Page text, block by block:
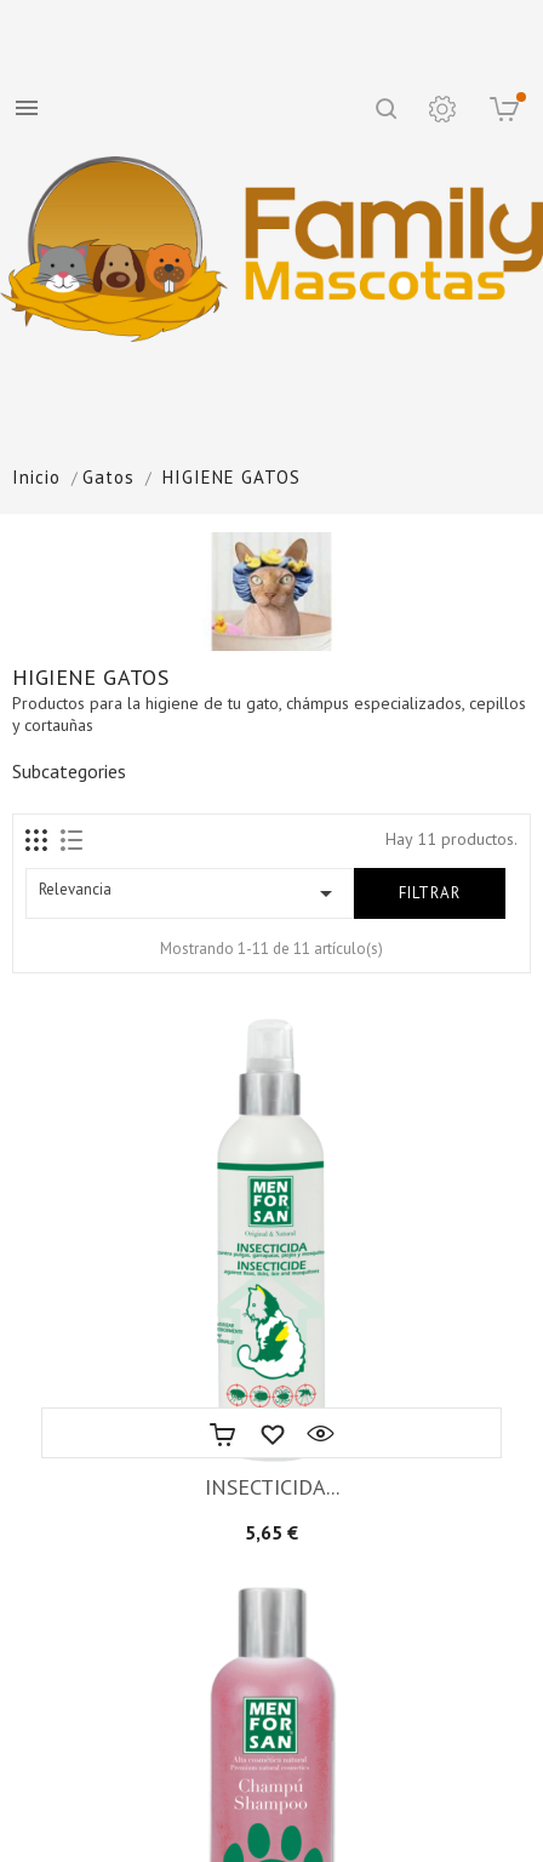

Inicio Gatos HIGIENE GATOS
HIGIENE GATOS
Productos para la higiene de tu gato, chámpus especializados, cepillos
y cortauñas
Subcategories
Hay 11 productos.
Relevancia  FILTRAR
Mostrando 1-11 de 11 artículo(s)
INSECTICIDA...
5,65 €Precio